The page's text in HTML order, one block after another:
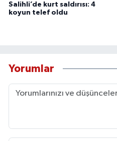
Salihli’de kurt saldırısı: 4
koyun telef oldu
Yorumlar